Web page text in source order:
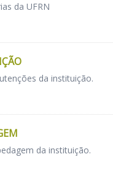
da UFRN
da instituição.
da instituição.